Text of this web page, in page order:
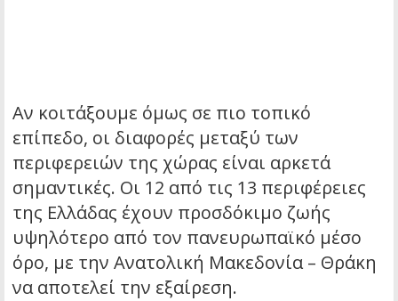
Αν κοιτάξουμε όμως σε πιο τοπικό
επίπεδο, οι διαφορές μεταξύ των
περιφερειών της χώρας είναι αρκετά
σημαντικές. Οι 12 από τις 13 περιφέρειες
της Ελλάδας έχουν προσδόκιμο ζωής
υψηλότερο από τον πανευρωπαϊκό μέσο
όρο, με την Ανατολική Μακεδονία – Θράκη
να αποτελεί την εξαίρεση.